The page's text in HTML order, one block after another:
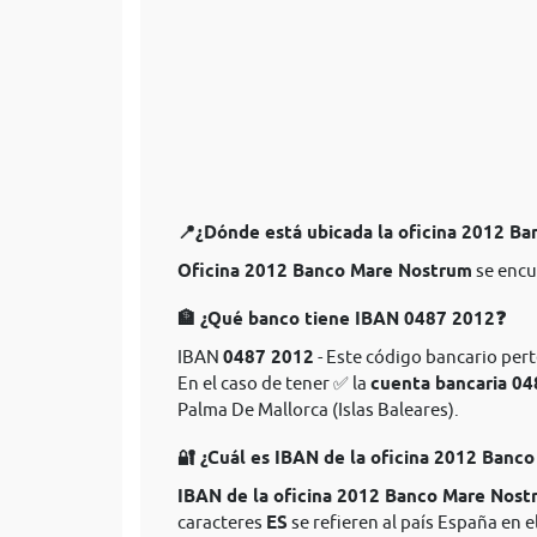
📍¿Dónde está ubicada la oficina 2012
Oficina 2012 Banco Mare Nostrum se
🏦 ¿Qué banco tiene IBAN 0487 2012❓
IBAN 0487 2012 - Este código bancario
En el caso de tener ✅ la cuenta bancaria
Palma De Mallorca (Islas Baleares).
🔐 ¿Cuál es IBAN de la oficina 2012
IBAN de la oficina 2012 Banco Mare
caracteres ES se refieren al país España en